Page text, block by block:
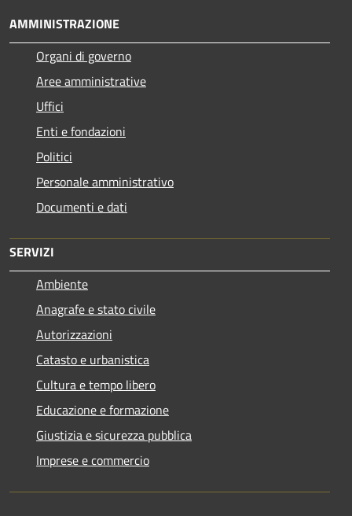
AMMINISTRAZIONE
Organi di governo
Aree amministrative
Uffici
Enti e fondazioni
Politici
Personale amministrativo
Documenti e dati
SERVIZI
Ambiente
Anagrafe e stato civile
Autorizzazioni
Catasto e urbanistica
Cultura e tempo libero
Educazione e formazione
Giustizia e sicurezza pubblica
Imprese e commercio